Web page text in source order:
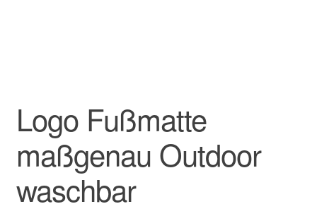
Logo Fußmatte
maßgenau Outdoor
waschbar